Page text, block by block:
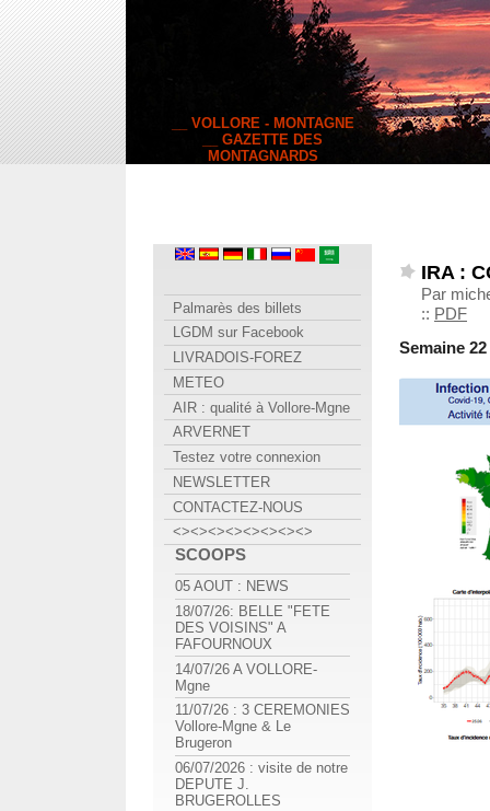
__ VOLLORE - MONTAGNE
__ GAZETTE DES
MONTAGNARDS
IRA :
Par
:: PDF
Semaine 22
Palmarès des billets
LGDM sur Facebook
LIVRADOIS-FOREZ
METEO
AIR : qualité à Vollore-Mgne
ARVERNET
Testez votre connexion
NEWSLETTER
CONTACTEZ-NOUS
<><><><><><><><>
SCOOPS
05 AOUT : NEWS
18/07/26: BELLE "FETE
DES VOISINS" A
FAFOURNOUX
14/07/26 A VOLLORE-
Mgne
11/07/26 : 3 CEREMONIES
Vollore-Mgne & Le
Brugeron
06/07/2026 : visite de notre
DEPUTE J.
BRUGEROLLES